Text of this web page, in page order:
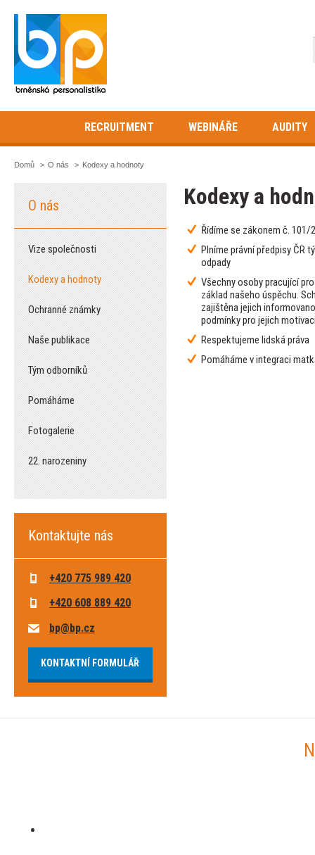
RECRUITMENT WEBINÁŘE AUDITY
Domů > O nás > Kodexy a hodnoty
O nás
Vize společnosti
Kodexy a hodnoty
Ochranné známky
Naše publikace
Tým odborníků
Pomáháme
Fotogalerie
22. narozeniny
Kontaktujte nás
+420 775 989 420
+420 608 889 420
bp@bp.cz
KONTAKTNÍ FORMULÁŘ
Kodexy a
Řídíme se zákonem č. 101/
Plníme právní předpisy ČR
odpady
Všechny osoby pracující
základ našeho úspěchu.
zajištěna jejich
podmínky pro jejich
Respektujeme lidská práva
Pomáháme v integraci